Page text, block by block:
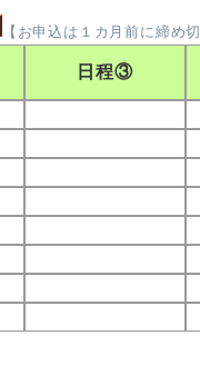
【お申込は１カ月前に締め切
日程③